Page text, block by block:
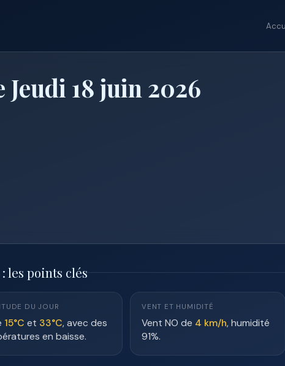
Jeudi 18 juin 2026
les points clés
DU JOUR
15°C et 33°C, avec des
en baisse.
VENT ET HUMIDITÉ
Vent NO de 4 km/h, humidité
91%.